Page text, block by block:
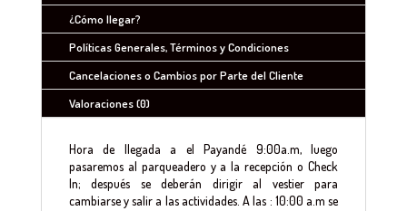
¿Cómo llegar?
Políticas Generales, Términos y Condiciones
Cancelaciones o Cambios por Parte del Cliente
Valoraciones (0)
Hora de llegada a el Payandé 9:00a.m, luego
pasaremos al parqueadero y a la recepción o Check
In; después se deberán dirigir al vestier para
cambiarse y salir a las actividades. A las : 10:00 a.m se